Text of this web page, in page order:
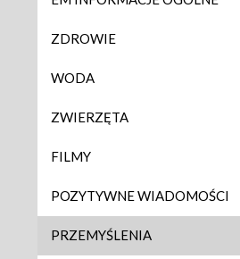
ZDROWIE
WODA
ZWIERZĘTA
FILMY
POZYTYWNE WIADOMOŚCI
PRZEMYŚLENIA